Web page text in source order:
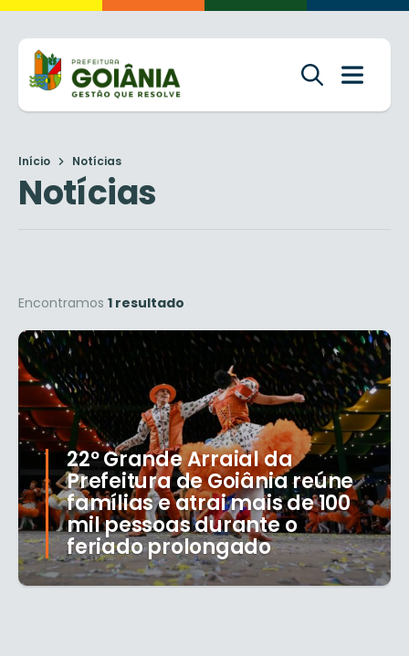
Início Notícias
Notícias
Encontramos 1 resultado
22º Grande Arraial da
Prefeitura de Goiânia reúne
famílias e atrai mais de 100
mil pessoas durante o
feriado prolongado